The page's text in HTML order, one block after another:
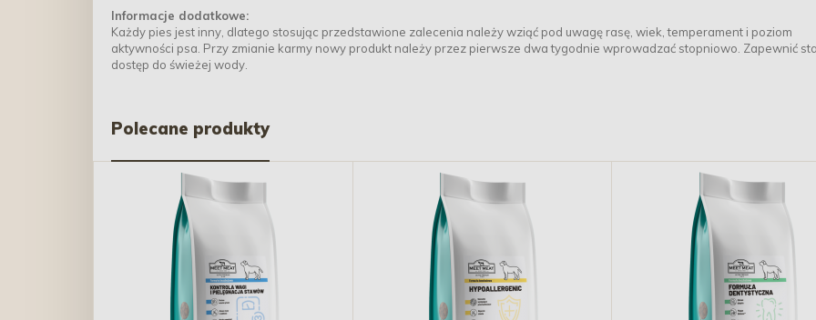
Informacje dodatkowe:
Każdy pies jest inny, dlatego stosując przedstawione zalecenia należy wziąć pod uwagę rasę, wiek, temperament i poziom
aktywności psa. Przy zmianie karmy nowy produkt należy przez pierwsze dwa tygodnie wprowadzać stopniowo. Zapewnić
dostęp do świeżej wody.
Polecane produkty